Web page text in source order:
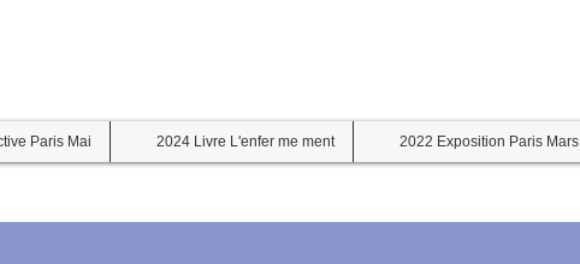
Paris Mai 2024 Livre L'enfer me ment 2022 Exposition Paris Mars